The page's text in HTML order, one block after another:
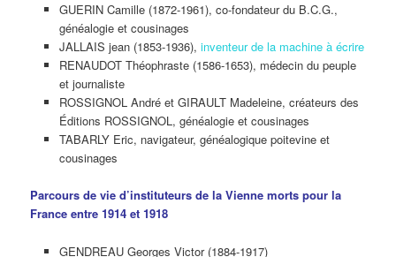
GUERIN Camille (1872-1961), co-fondateur du B.C.G.,
généalogie et cousinages
JALLAIS jean (1853-1936), inventeur de la machine à écrire
RENAUDOT Théophraste (1586-1653), médecin du peuple
et journaliste
ROSSIGNOL André et GIRAULT Madeleine, créateurs des
Éditions ROSSIGNOL, généalogie et cousinages
TABARLY Eric, navigateur, généalogique poitevine et
cousinages
Parcours de vie d’instituteurs de la Vienne morts pour la
France entre 1914 et 1918
GENDREAU Georges Victor (1884-1917)